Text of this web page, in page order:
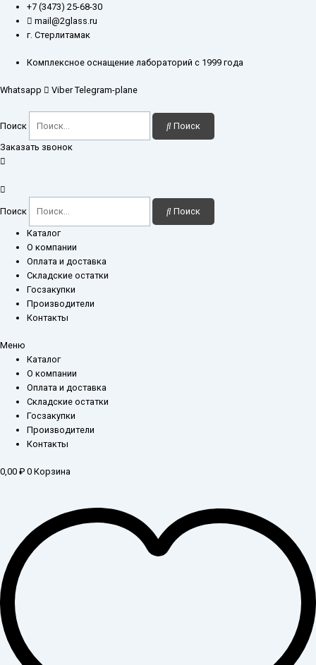
Перейти
содержимому
+7 (3473) 25-68-30
mail@2glass.ru
г. Стерлитамак
Комплексное оснащение лабораторий с 1999 года
Whatsapp Viber Telegram-plane
Поиск Поиск
Заказать звонок
Поиск Поиск
Каталог
О компании
Оплата и доставка
Складские остатки
Госзакупки
Производители
Контакты
Меню
Каталог
О компании
Оплата и доставка
Складские остатки
Госзакупки
Производители
Контакты
0,00 ₽ 0 Корзина